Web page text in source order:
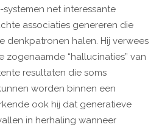
net interessante
associaties genereren die
denkpatronen halen. Hij verwees
zogenaamde “hallucinaties” van
resultaten die soms
worden binnen een
ook hij dat generatieve
in herhaling wanneer